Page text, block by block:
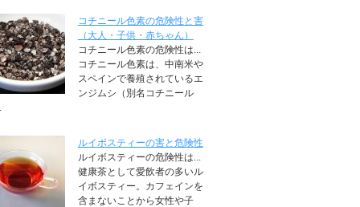
コチニール色素の危険性と害
（大人・子供・赤ちゃん）
コチニール色素の危険性は...
コチニール色素は、中南米や
スペインで養殖されているエ
ンジムシ（別名コチニール
ルイボスティーの害と危険性
ルイボスティーの危険性は...
健康茶として愛飲者の多いル
イボスティー。カフェインを
含まないことから女性や子